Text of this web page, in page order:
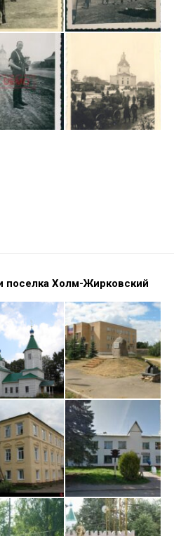
поселка Холм-Жирковский